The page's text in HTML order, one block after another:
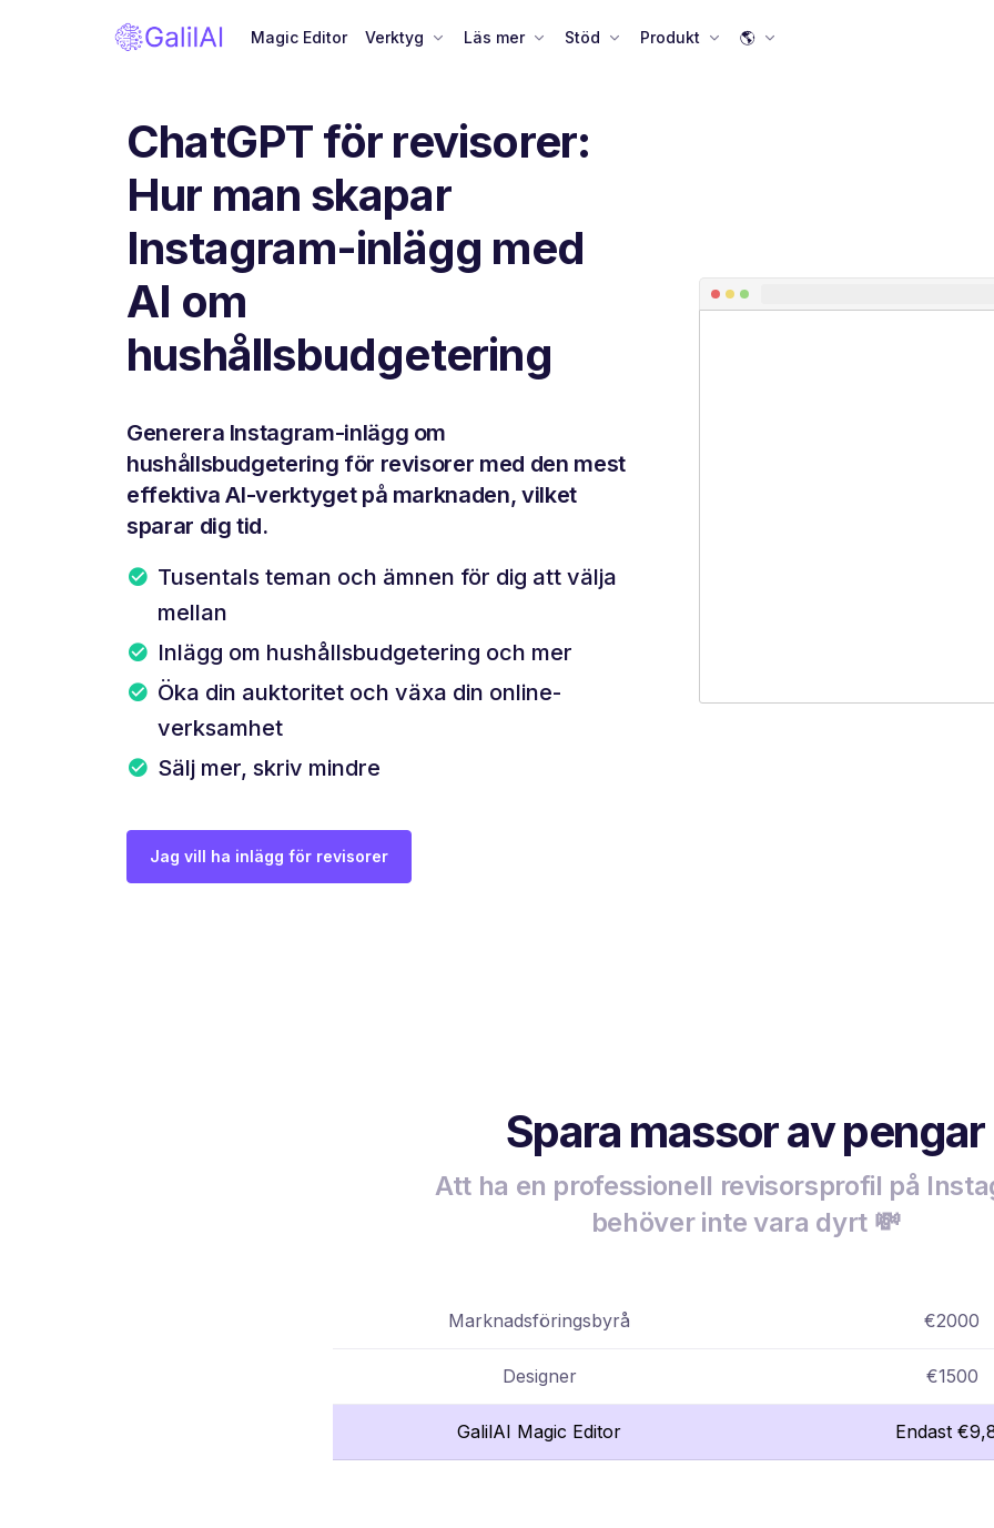
Magic Editor Verktyg Läs mer Stöd Produkt 🌎
ChatGPT för revisorer:
Hur man skapar
Instagram-inlägg med
AI om
hushållsbudgetering
Generera Instagram-inlägg om
hushållsbudgetering för revisorer med den mest
effektiva AI-verktyget på marknaden, vilket
sparar dig tid.
Tusentals teman och ämnen för dig att välja
mellan
Inlägg om hushållsbudgetering och mer
Öka din auktoritet och växa din online-
verksamhet
Sälj mer, skriv mindre
Jag vill ha inlägg för revisorer
Spara massor av pengar
Att ha en professionell revisorsprofil på
behöver inte vara dyrt 💸
Marknadsföringsbyrå €2000
Designer €1500
GalilAI Magic Editor Endast